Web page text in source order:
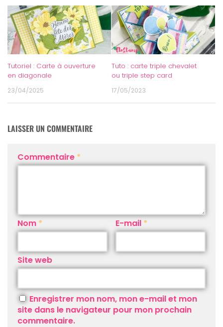
Tutoriel : Carte à ouverture
en diagonale
23/04/2025
Tuto : carte triple chevalet
ou triple step card
17/05/2023
LAISSER UN COMMENTAIRE
Commentaire *
Nom * E-mail *
Site web
Enregistrer mon nom, mon e-mail et mon
site dans le navigateur pour mon prochain
commentaire.